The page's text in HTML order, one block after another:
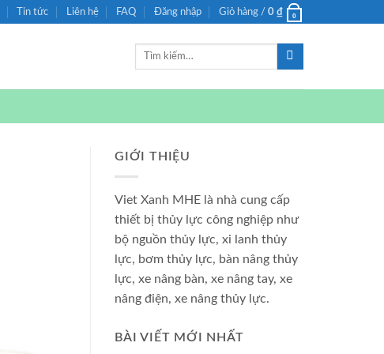
Tin tức Liên hệ FAQ Đăng nhập Giỏ hàng / 0 ₫ 0
Tìm
GIỚI THIỆU
Viet Xanh MHE là nhà cung cấp
thiết bị thủy lực công nghiệp như
bộ nguồn thủy lực, xi lanh thủy
lực, bơm thủy lực, bàn nâng thủy
lực, xe nâng bàn, xe nâng tay, xe
nâng điện, xe nâng thủy lực.
BÀI VIẾT MỚI NHẤT